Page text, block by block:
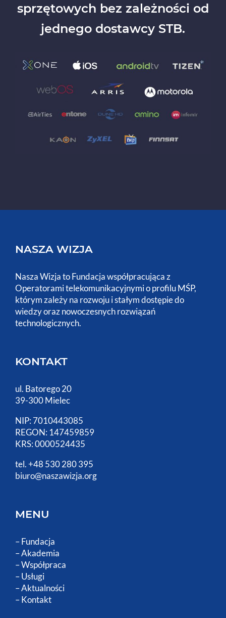
sprzętowych bez zależności od
jednego dostawcy STB.
NASZA WIZJA
Nasza Wizja to Fundacja współpracująca z
Operatorami telekomunikacyjnymi o profilu MŚP,
którym zależy na rozwoju i stałym dostępie do
wiedzy oraz nowoczesnych rozwiązań
technologicznych.
KONTAKT
ul. Batorego 20
39-300 Mielec
NIP: 7010443085
REGON: 147459859
KRS: 0000524435
tel. +48 530 280 395
biuro@naszawizja.org
MENU
–Fundacja
–Akademia
–Współpraca
–Usługi
–Aktualności
–Kontakt